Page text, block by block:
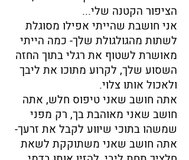
הציפור הקטנה שלי...
אני חושבת שהייתי אפילו מסוגלת
לשתות מהגולגולת שלך- כמה הייתי
מאושרת לשטוף את רגלי בתוך החזה
השסוע שלך, לקרוע מתוכו את ליבך
ולאכול אותו צלוי.
אתה חושב שאני טיפוס חלש, אתה
חושב שאני מאוהבת בך, רק מפני
שמשהו בתוכי שיווע לקבל את זרעך-
אתה חושב שאני משתוקקת לשאת